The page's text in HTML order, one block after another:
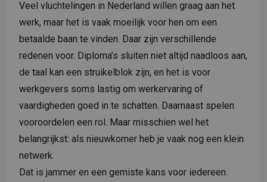
Veel vluchtelingen in Nederland willen graag aan het
werk, maar het is vaak moeilijk voor hen om een
betaalde baan te vinden. Daar zijn verschillende
redenen voor. Diploma’s sluiten niet altijd naadloos aan,
de taal kan een struikelblok zijn, en het is voor
werkgevers soms lastig om werkervaring of
vaardigheden goed in te schatten. Daarnaast spelen
vooroordelen een rol. Maar misschien wel het
belangrijkst: als nieuwkomer heb je vaak nog een klein
netwerk.
Dat is jammer en een gemiste kans voor iedereen.